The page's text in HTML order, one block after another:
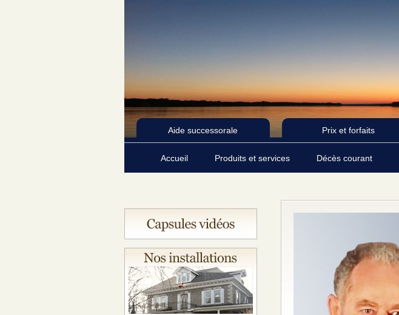
Aide successorale Prix et forfaits
Accueil Produits et services Décès courant